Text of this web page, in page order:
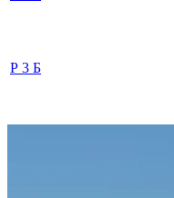
Р 3 Б